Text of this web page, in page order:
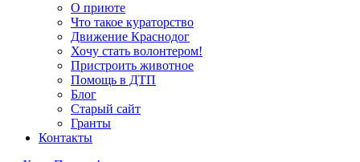
О приюте
Что такое кураторство
Движение Краснодог
Хочу стать волонтером!
Пристроить животное
Помощь в ДТП
Блог
Старый сайт
Гранты
Контакты